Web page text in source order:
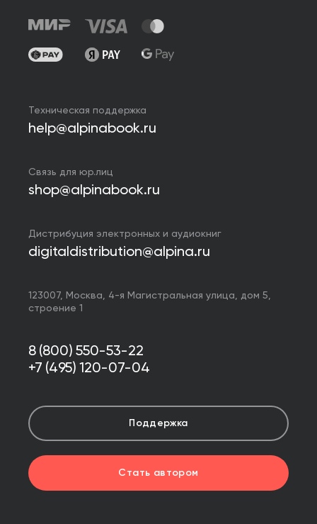
Техническая поддержка
help@alpinabook.ru
Связь для юр.лиц
shop@alpinabook.ru
Дистрибуция электронных и аудиокниг
digitaldistribution@alpina.ru
123007, Москва, 4-я Магистральная улица, дом 5,
строение 1
8 (800) 550-53-22
+7 (495) 120-07-04
Поддержка
Стать автором